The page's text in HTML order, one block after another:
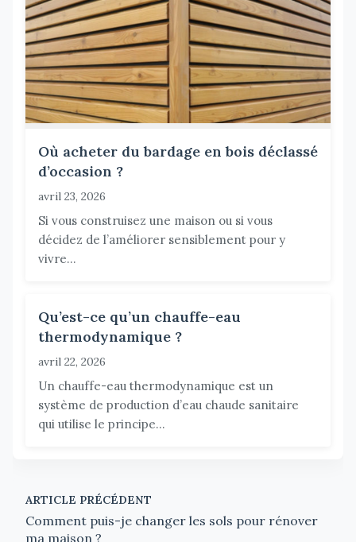
Où acheter du bardage en bois déclassé
d’occasion ?
avril 23, 2026
Si vous construisez une maison ou si vous
décidez de l’améliorer sensiblement pour y
vivre...
Qu’est-ce qu’un chauffe-eau
thermodynamique ?
avril 22, 2026
Un chauffe-eau thermodynamique est un
système de production d’eau chaude sanitaire
qui utilise le principe...
ARTICLE PRÉCÉDENT
Comment puis-je changer les sols pour rénover
ma maison ?